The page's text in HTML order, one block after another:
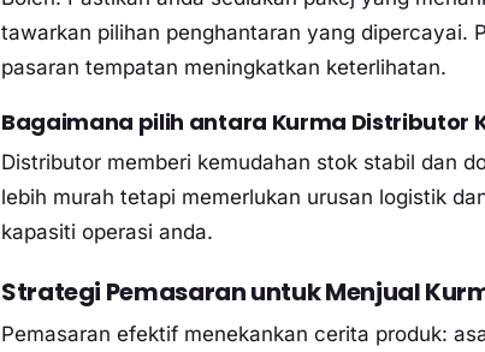
tawarkan pilihan penghantaran yang dipercayai.
pasaran tempatan meningkatkan keterlihatan.
Bagaimana pilih antara Kurma Distributor
Distributor memberi kemudahan stok stabil dan
lebih murah tetapi memerlukan urusan logistik
kapasiti operasi anda.
Strategi Pemasaran untuk Menjual
Pemasaran efektif menekankan cerita produk: